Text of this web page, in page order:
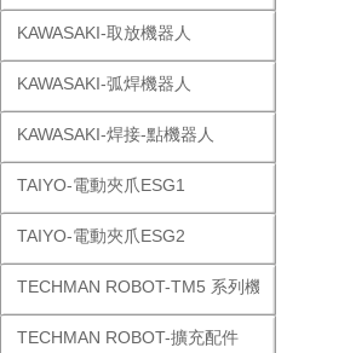
KAWASAKI-取放機器人
KAWASAKI-弧焊機器人
KAWASAKI-焊接-點機器人
TAIYO-電動夾爪ESG1
TAIYO-電動夾爪ESG2
TECHMAN ROBOT-TM5 系列機器人
TECHMAN ROBOT-擴充配件